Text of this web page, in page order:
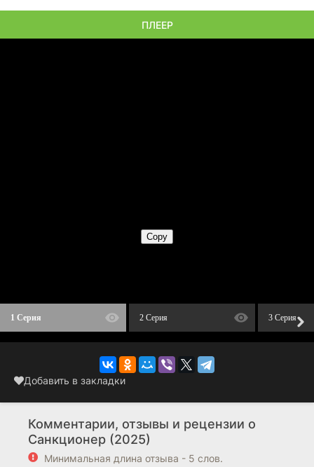
ПЛЕЕР
1 Серия 2 Серия 3 Серия
Добавить в закладки
Комментарии, отзывы и рецензии о
Санкционер (2025)
Минимальная длина отзыва - 5 слов.